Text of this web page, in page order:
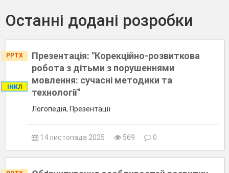
Останні додані розробки
PPTX
ІНКЛ
Презентація: "Корекційно-розвиткова
робота з дітьми з порушеннями
мовлення: сучасні методики та
технології"
Логопедія, Презентації
14 листопада 2025 569 0